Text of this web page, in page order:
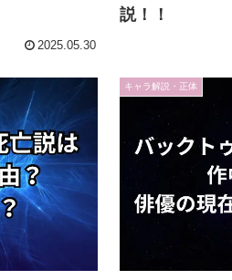
2025.05.30
説！！
キャラ解説・正体